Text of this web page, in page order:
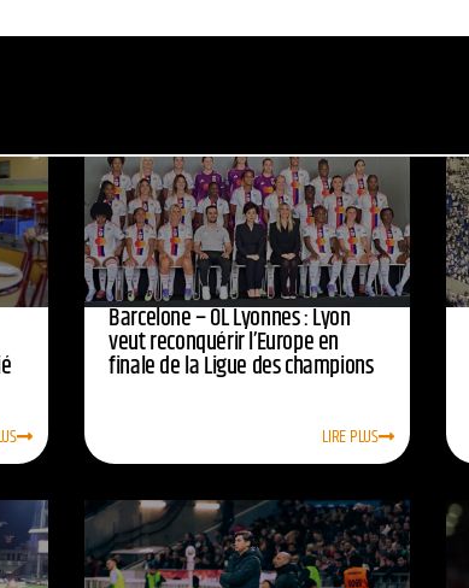
Barcelone – OL Lyonnes : Lyon
veut reconquérir l’Europe en
finale de la Ligue des champions
LIRE PLUS